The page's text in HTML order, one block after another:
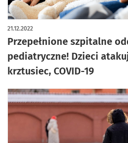
Przepełnione szpitalne
pediatryczne! Dzieci
krztusiec, COVID-19
21.12.2022